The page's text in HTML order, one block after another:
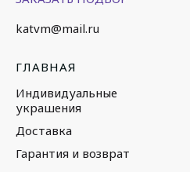
katvm@mail.ru
ГЛАВНАЯ
Индивидуальные
украшения
Доставка
Гарантия и возврат